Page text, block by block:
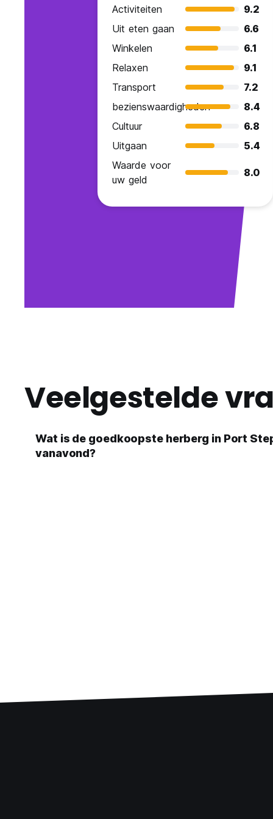
Activiteiten
9.2
Uit eten gaan
6.6
Winkelen
6.1
Relaxen
9.1
Transport
7.2
bezienswaardigheden
8.4
Cultuur
6.8
Uitgaan
5.4
Waarde voor
uw geld
8.0
Veelgestelde
Wat is de goedkoopste herberg in Port
vanavond?